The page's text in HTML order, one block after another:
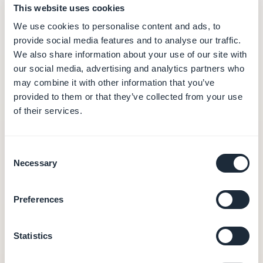
This website uses cookies
We use cookies to personalise content and ads, to
provide social media features and to analyse our traffic.
We also share information about your use of our site with
our social media, advertising and analytics partners who
may combine it with other information that you’ve
provided to them or that they’ve collected from your use
of their services.
Selection
Necessary
Preferences
Statistics